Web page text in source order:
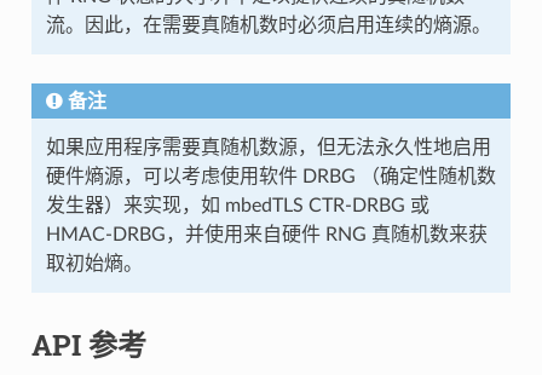
流。因此，在需要真随机数时必须启用连续的熵源。
备注
如果应用程序需要真随机数源，但无法永久性地启用
硬件熵源，可以考虑使用软件 DRBG （确定性随机数
发生器）来实现，如 mbedTLS CTR-DRBG 或
HMAC-DRBG，并使用来自硬件 RNG 真随机数来获
取初始熵。
API 参考